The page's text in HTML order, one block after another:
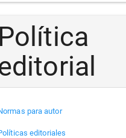
Política
para autor
editoriales